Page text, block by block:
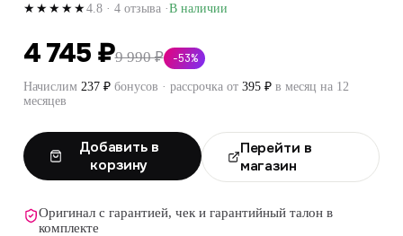
★★★★★4.8 · 4 отзыва ·В наличии
4 745 ₽9 990 ₽ −53%
Начислим 237 ₽ бонусов · рассрочка от 395 ₽ в месяц на 12
месяцев
Добавить в
корзину
Перейти в
магазин
Оригинал с гарантией, чек и гарантийный талон в
комплекте